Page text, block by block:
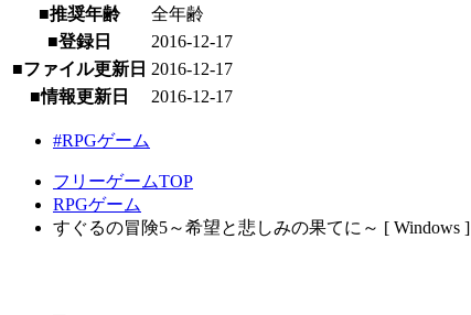
■推奨年齢
全年齢
■登録日
2016-12-17
■ファイル更新日 2016-12-17
■情報更新日
2016-12-17
#RPGゲーム
フリーゲームTOP
RPGゲーム
すぐるの冒険5～希望と悲しみの果てに～ [ Windows ]